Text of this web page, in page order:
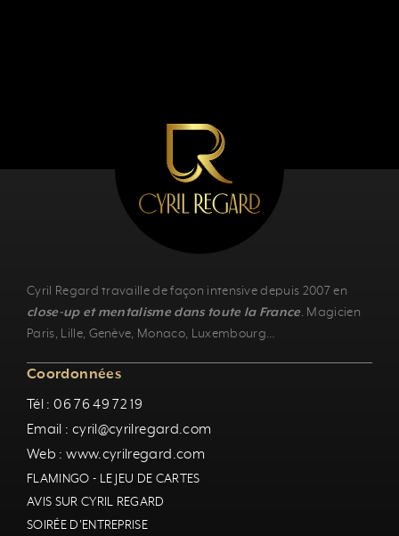
Cyril Regard travaille de façon intensive depuis 2007 en
close-up et mentalisme dans toute la France. Magicien
Paris, Lille, Genève, Monaco, Luxembourg…
Coordonnées
Tél : 06 76 49 72 19
Email : cyril@cyrilregard.com
Web : www.cyrilregard.com
FLAMINGO - LE JEU DE CARTES
AVIS SUR CYRIL REGARD
SOIRÉE D'ENTREPRISE